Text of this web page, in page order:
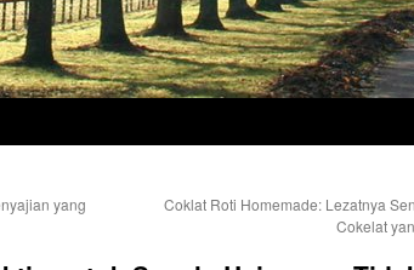
yang
Coklat Roti Homemade: Lezatnya
Cokelat